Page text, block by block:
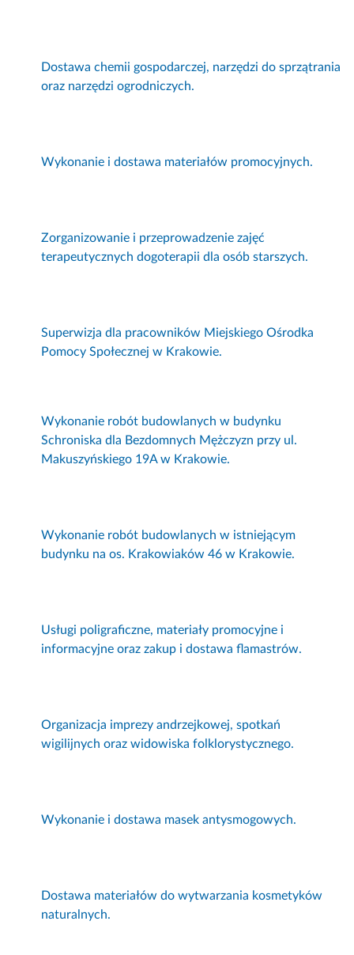
Dostawa chemii gospodarczej, narzędzi do sprzątrania
oraz narzędzi ogrodniczych.
Wykonanie i dostawa materiałów promocyjnych.
Zorganizowanie i przeprowadzenie zajęć
terapeutycznych dogoterapii dla osób starszych.
Superwizja dla pracowników Miejskiego Ośrodka
Pomocy Społecznej w Krakowie.
Wykonanie robót budowlanych w budynku
Schroniska dla Bezdomnych Mężczyzn przy ul.
Makuszyńskiego 19A w Krakowie.
Wykonanie robót budowlanych w istniejącym
budynku na os. Krakowiaków 46 w Krakowie.
Usługi poligraficzne, materiały promocyjne i
informacyjne oraz zakup i dostawa flamastrów.
Organizacja imprezy andrzejkowej, spotkań
wigilijnych oraz widowiska folklorystycznego.
Wykonanie i dostawa masek antysmogowych.
Dostawa materiałów do wytwarzania kosmetyków
naturalnych.